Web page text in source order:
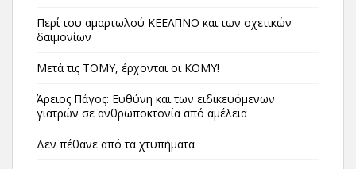
Περί του αμαρτωλού ΚΕΕΛΠΝΟ και των σχετικών
δαιμονίων
Μετά τις ΤΟΜΥ, έρχονται οι ΚΟΜΥ!
Άρειος Πάγος: Ευθύνη και των ειδικευόμενων
γιατρών σε ανθρωποκτονία από αμέλεια
Δεν πέθανε από τα χτυπήματα